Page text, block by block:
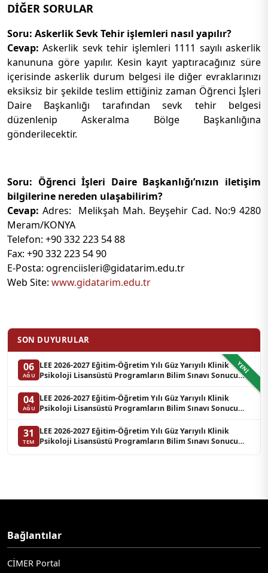
DİĞER SORULAR
Soru: Askerlik Sevk Tehir işlemleri nasıl yapılır?
Cevap: Askerlik sevk tehir işlemleri 1111 sayılı askerlik
kanununa göre yapılır. Kesin kayıt yaptıracağınız süre
içerisinde askerlik durum belgesi ile diğer evraklarınızı
eksiksiz bir şekilde teslim ettiğiniz zaman Öğrenci İşleri
Daire Başkanlığı tarafından sevk tehir belgesi
düzenlenip Askeralma Bölge Başkanlığına
gönderilecektir.
Soru: Öğrenci İşleri Daire Başkanlığı’nızın iletişim
bilgilerine nereden ulaşabilirim?
Cevap: Adres: Melikşah Mah. Beyşehir Cad. No:9 4280
Meram/KONYA
Telefon: +90 332 223 54 88
Fax: +90 332 223 54 90
E-Posta: ogrenciisleri@gidatarim.edu.tr
Web Site: www.gidatarim.edu.tr
SON DUYURULAR
YENI
06
AĞU
LEE 2026-2027 Eğitim-Öğretim Yılı Güz Yarıyılı Klinik
Psikoloji Lisansüstü Programların Bilim Sınavı Sonucu
04
AĞU
LEE 2026-2027 Eğitim-Öğretim Yılı Güz Yarıyılı Klinik
Psikoloji Lisansüstü Programların Bilim Sınavı Sonucu
31
TEM
LEE 2026-2027 Eğitim-Öğretim Yılı Güz Yarıyılı Klinik
Psikoloji Lisansüstü Programların Bilim Sınavı Sonucu
Bağlantılar
CİMER Portal